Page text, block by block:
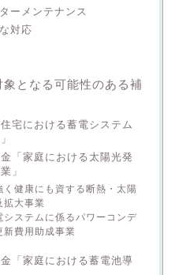
ーメンテナンス
対応
となる可能性のある補
宅における蓄電システム
「家庭における太陽光発
」
く健康にも資する断熱・太陽
拡大事業
システムに係るパワーコンデ
新費用助成事業
「家庭における蓄電池導